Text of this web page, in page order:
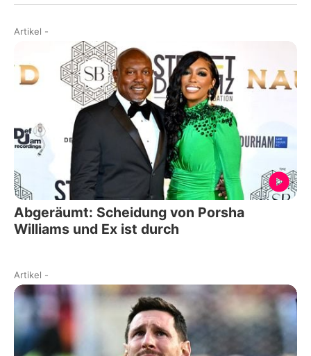
Artikel -
Abgeräumt: Scheidung von Porsha
Williams und Ex ist durch
Artikel -